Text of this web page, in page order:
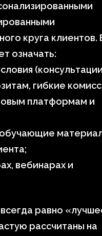
круга клиентов.
означать:
гибкие
платформам и
вебинарах и
равно
рассчитаны на